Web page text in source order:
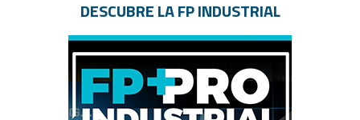
DESCUBRE LA FP INDUSTRIAL